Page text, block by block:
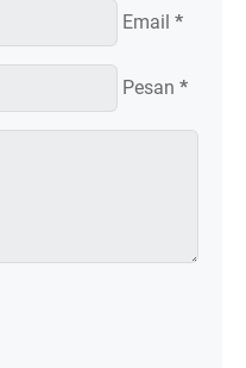
Email *
Pesan *